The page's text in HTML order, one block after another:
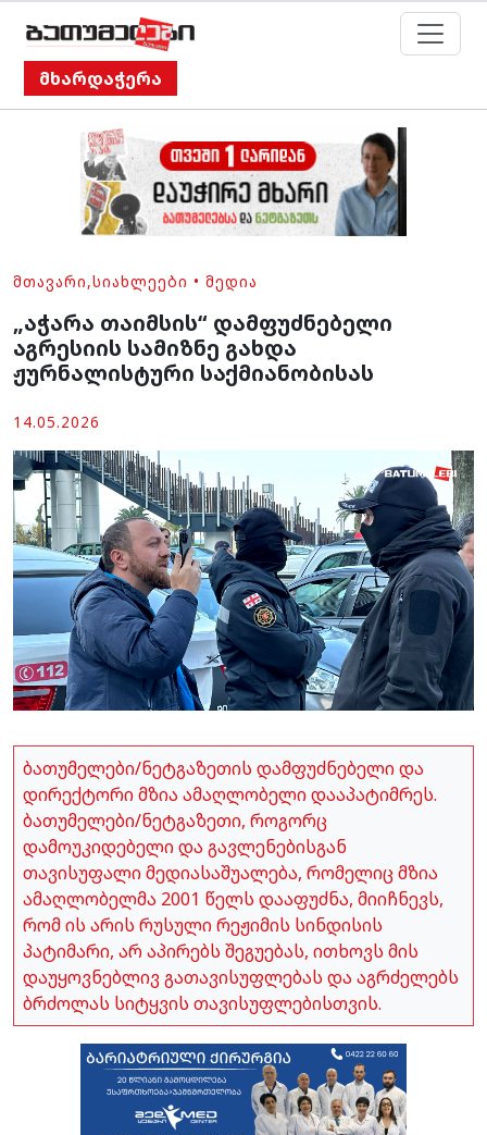
მხარდაჭერა
ᲛᲗᲐᲕᲐᲠᲘ,ᲡᲘᲐᲮᲚᲔᲔᲑᲘ • ᲛᲔᲓᲘᲐ
„აჭარა თაიმსის“ დამფუძნებელი
აგრესიის სამიზნე გახდა
ჟურნალისტური საქმიანობისას
14.05.2026
ბათუმელები/ნეტგაზეთის დამფუძნებელი და
დირექტორი მზია ამაღლობელი დააპატიმრეს.
ბათუმელები/ნეტგაზეთი, როგორც
დამოუკიდებელი და გავლენებისგან
თავისუფალი მედიასაშუალება, რომელიც მზია
ამაღლობელმა 2001 წელს დააფუძნა, მიიჩნევს,
რომ ის არის რუსული რეჟიმის სინდისის
პატიმარი, არ აპირებს შეგუებას, ითხოვს მის
დაუყოვნებლივ გათავისუფლებას და აგრძელებს
ბრძოლას სიტყვის თავისუფლებისთვის.